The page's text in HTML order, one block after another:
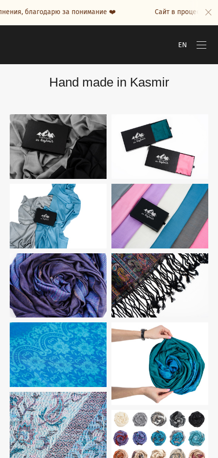
благодарю за понимание ❤️ Сайт в процессе
EN
Hand made in Kasmir